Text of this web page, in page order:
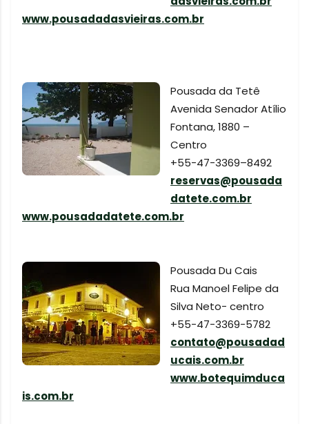
www.pousadadasvieiras.com.br
Pousada da Tetê
Avenida Senador Atílio
Fontana, 1880 –
Centro
+55-47-3369–8492
reservas@pousada
datete.com.br
www.pousadadatete.com.br
Pousada Du Cais
Rua Manoel Felipe da
Silva Neto- centro
+55-47-3369-5782
contato@pousadad
ucais.com.br
www.botequimduca
is.com.br